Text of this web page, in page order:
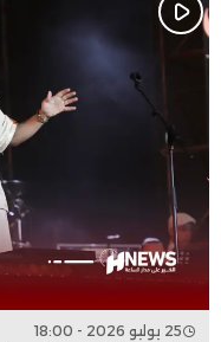
25 يوليو 2026 - 18:00